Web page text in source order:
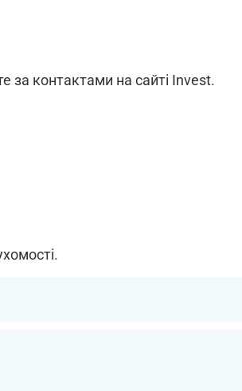
за контактами на сайті Invest.